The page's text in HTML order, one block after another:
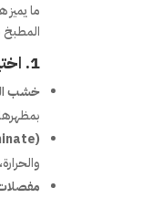
ما
المطبخ
1. اختيار الخامات: جودة لا تقبل الجدل
خشب